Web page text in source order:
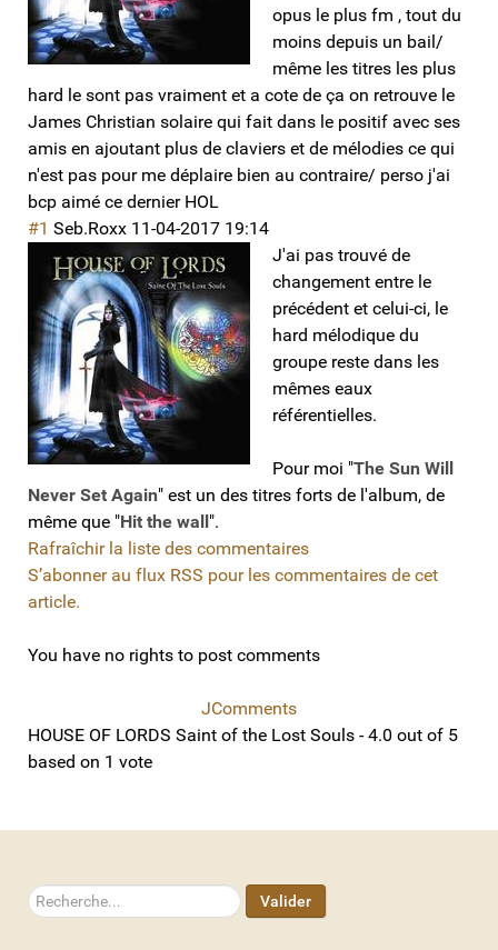
opus le plus fm , tout du
moins depuis un bail/
même les titres les plus
hard le sont pas vraiment et a cote de ça on retrouve le
James Christian solaire qui fait dans le positif avec ses
amis en ajoutant plus de claviers et de mélodies ce qui
n'est pas pour me déplaire bien au contraire/ perso j'ai
bcp aimé ce dernier HOL
#1 Seb.Roxx 11-04-2017 19:14
J'ai pas trouvé de
changement entre le
précédent et celui-ci, le
hard mélodique du
groupe reste dans les
mêmes eaux
référentielles.
Pour moi "The Sun Will
Never Set Again" est un des titres forts de l'album, de
même que "Hit the wall".
Rafraîchir la liste des commentaires
S’abonner au flux RSS pour les commentaires de cet
article.
You have no rights to post comments
JComments
HOUSE OF LORDS Saint of the Lost Souls -4.0 out of 5
based on 1 vote
Rechercher Valider